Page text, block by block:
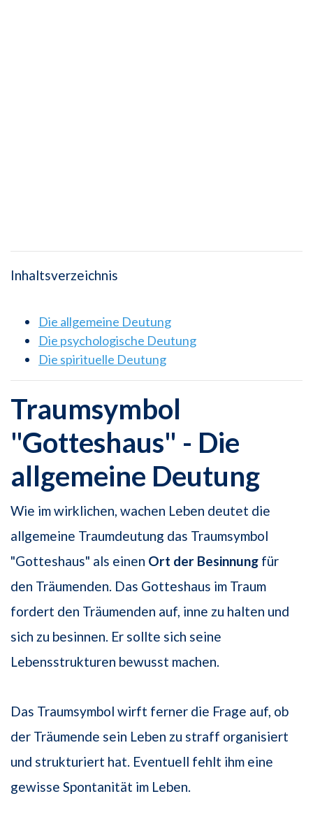
Inhaltsverzeichnis
Die allgemeine Deutung
Die psychologische Deutung
Die spirituelle Deutung
Traumsymbol
"Gotteshaus" - Die
allgemeine Deutung
Wie im wirklichen, wachen Leben deutet die
allgemeine Traumdeutung das Traumsymbol
"Gotteshaus" als einen Ort der Besinnung für
den Träumenden. Das Gotteshaus im Traum
fordert den Träumenden auf, inne zu halten und
sich zu besinnen. Er sollte sich seine
Lebensstrukturen bewusst machen.
Das Traumsymbol wirft ferner die Frage auf, ob
der Träumende sein Leben zu straff organisiert
und strukturiert hat. Eventuell fehlt ihm eine
gewisse Spontanität im Leben.